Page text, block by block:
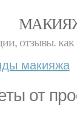
отзывы. как
макияжа
от